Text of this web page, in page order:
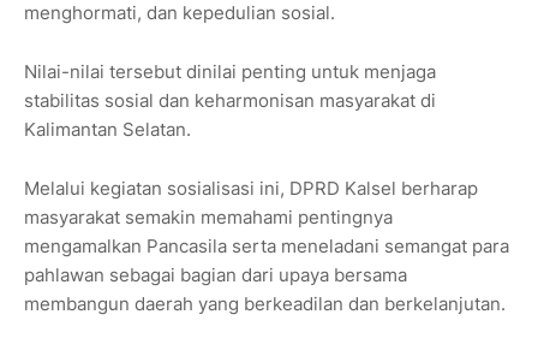
menghormati, dan kepedulian sosial.
Nilai-nilai tersebut dinilai penting untuk menjaga
stabilitas sosial dan keharmonisan masyarakat di
Kalimantan Selatan.
Melalui kegiatan sosialisasi ini, DPRD Kalsel berharap
masyarakat semakin memahami pentingnya
mengamalkan Pancasila serta meneladani semangat para
pahlawan sebagai bagian dari upaya bersama
membangun daerah yang berkeadilan dan berkelanjutan.